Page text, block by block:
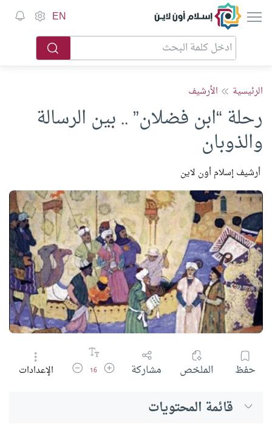
إسلام أون لاين EN
الرئيسية الأرشيف
رحلة “ابن فضلان” .. بين الرسالة
والذوبان
أرشيف إسلام أون لاين
حفظ الملخص مشاركة زيادة حجم الخط
16 تقليل حجم الخط
الإعدادات
قائمة المحتويات